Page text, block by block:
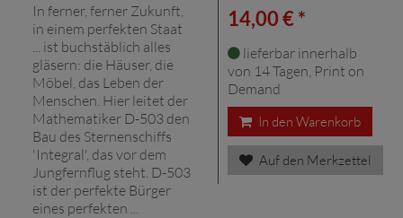
In ferner, ferner Zukunft,
in einem perfekten Staat
... ist buchstäblich alles
gläsern: die Häuser, die
Möbel, das Leben der
Menschen. Hier leitet der
Mathematiker D-503 den
Bau des Sternenschiffs
'Integral', das vor dem
Jungfernflug steht. D-503
ist der perfekte Bürger
eines perfekten ...
14,00 € *
lieferbar innerhalb
von 14 Tagen, Print on
Demand
In den Warenkorb
Auf den Merkzettel